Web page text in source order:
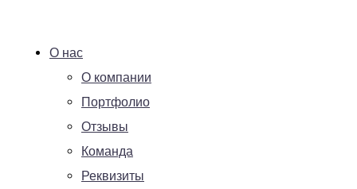
О нас
О компании
Портфолио
Отзывы
Команда
Реквизиты